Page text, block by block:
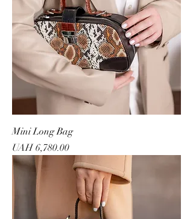
Mini Long Bag
Price
UAH 6,780.00